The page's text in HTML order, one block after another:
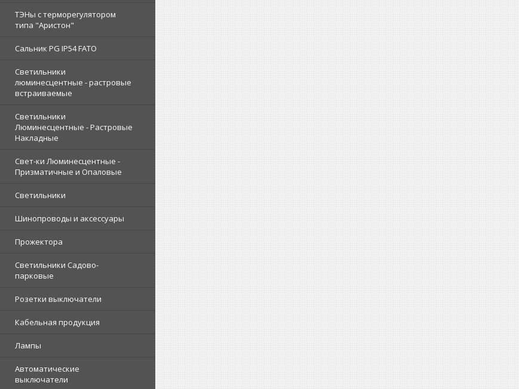
ТЭНы с терморегулятором
типа "Аристон"
Сальник PG IP54 FATO
Светильники
люминесцентные - растровые
встраиваемые
Светильники
Люминесцентные - Растровые
Накладные
Свет-ки Люминесцентные -
Призматичные и Опаловые
Светильники
Шинопроводы и аксессуары
Прожектора
Светильники Садово-
парковые
Розетки выключатели
Кабельная продукция
Лампы
Автоматические
выключатели